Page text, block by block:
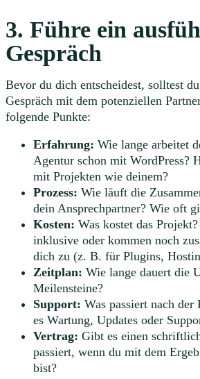
3. Führe ein
Gespräch
Bevor du dich entscheidest, solltest
Gespräch mit dem potenziellen
folgende Punkte:
Erfahrung: Wie lange arbeitet
Agentur schon mit WordPress?
mit Projekten wie deinem?
Prozess: Wie läuft die
dein Ansprechpartner? Wie oft
Kosten: Was kostet das
inklusive oder kommen noch
dich zu (z. B. für Plugins,
Zeitplan: Wie lange dauert die
Meilensteine?
Support: Was passiert nach
es Wartung, Updates oder
Vertrag: Gibt es einen
passiert, wenn du mit dem
bist?